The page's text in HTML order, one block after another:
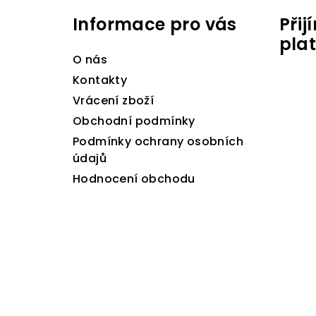
Informace pro vás
O nás
Kontakty
Vrácení zboží
Obchodní podmínky
Podmínky ochrany osobních
údajů
Hodnocení obchodu